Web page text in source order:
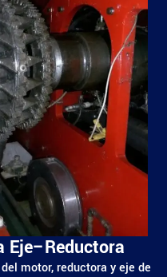
Eje–Reductora
motor, reductora y eje de